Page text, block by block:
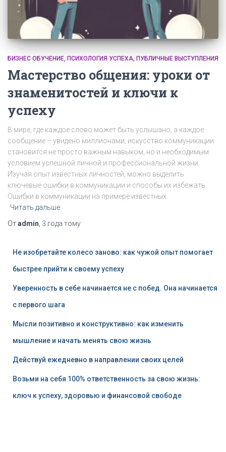
БИЗНЕС ОБУЧЕНИЕ ПСИХОЛОГИЯ УСПЕХА ПУБЛИЧНЫЕ ВЫСТУПЛЕНИЯ
Мастерство общения: уроки от
знаменитостей и ключи к
успеху
В мире, где каждое слово может быть услышано, а каждое
сообщение – увидено миллионами, искусство коммуникации
становится не просто важным навыком, но и необходимым
условием успешной личной и профессиональной жизни.
Изучая опыт известных личностей, можно выделить
ключевые ошибки в коммуникации и способы их избежать.
Ошибки в коммуникации на примере известных
Читать дальше
Отadmin 3 года тому
Не изобретайте колесо заново: как чужой опыт помогает
быстрее прийти к своему успеху
Уверенность в себе начинается не с побед. Она начинается
с первого шага
Мысли позитивно и конструктивно: как изменить
мышление и начать менять свою жизнь
Действуй ежедневно в направлении своих целей
Возьми на себя 100% ответственность за свою жизнь:
ключ к успеху, здоровью и финансовой свободе